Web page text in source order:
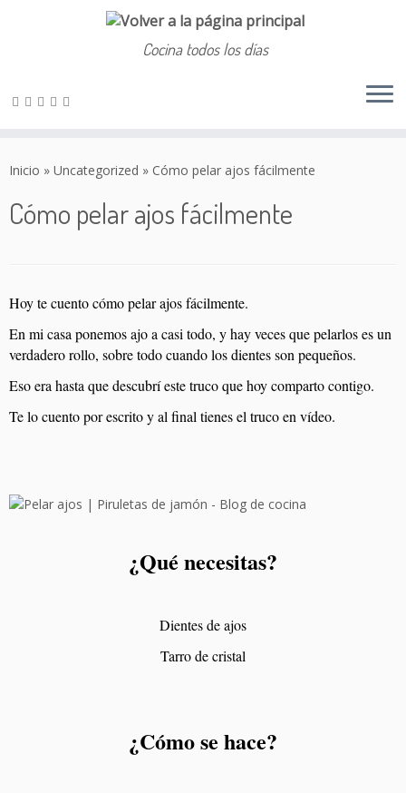
Cocina todos los días
Inicio » Uncategorized » Cómo pelar ajos fácilmente
Cómo pelar ajos fácilmente
Hoy te cuento cómo pelar ajos fácilmente.
En mi casa ponemos ajo a casi todo, y hay veces que pelarlos es un
verdadero rollo, sobre todo cuando los dientes son pequeños.
Eso era hasta que descubrí este truco que hoy comparto contigo.
Te lo cuento por escrito y al final tienes el truco en vídeo.
¿Qué necesitas?
Dientes de ajos
Tarro de cristal
¿Cómo se hace?